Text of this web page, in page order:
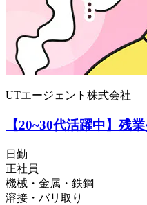
UTエージェント株式会社
【20~30代活躍中】残
日勤
正社員
機械・金属・鉄鋼
溶接・バリ取り